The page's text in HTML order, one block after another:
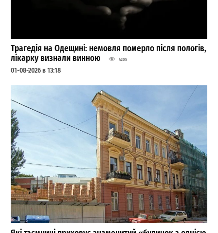
Трагедія на Одещині: немовля померло після пологів,
лікарку визнали винною
4205
01-08-2026 в 13:18